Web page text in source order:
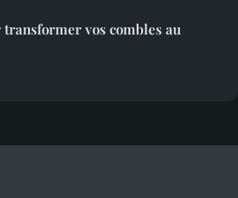
vos combles au